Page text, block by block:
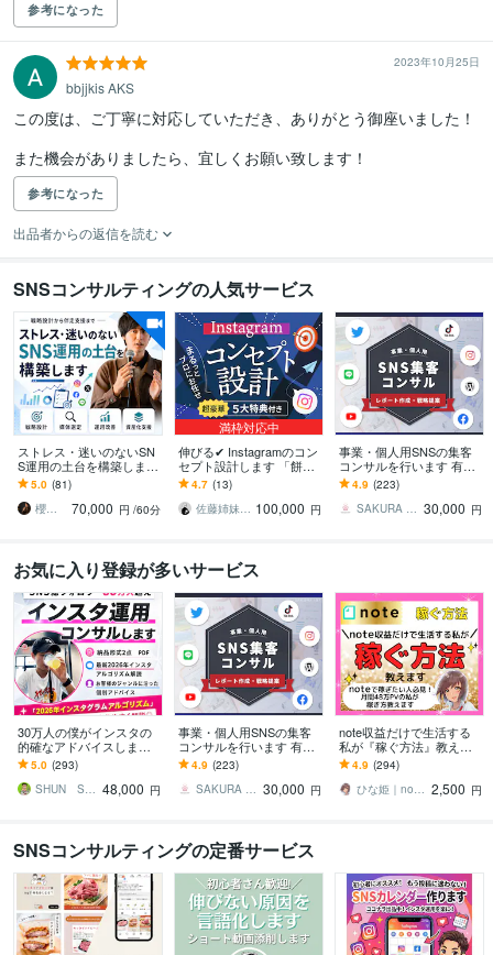
参考になった
2023年10月25日
bbjjkis AKS
この度は、ご丁寧に対応していただき、ありがとう御座いました！
また機会がありましたら、宜しくお願い致します！
参考になった
出品者からの返信を読む
SNSコンサルティングの人気サービス
ストレス・迷いのないSN
S運用の土台を構築します
25%オフで圧倒的にお
得。ビデオ通話4回分。頻
度も自由です
5.0 (81)
櫻井健太｜集客多角化・SNS運用コンサル
70,000 円 /60分
満枠対応中
伸びる✔ Instagramのコン
セプト設計します 「餅は
餅屋！」1人で何ヶ月も悩
む作業は、プロにまるっ
とお任せ
4.7 (13)
佐藤姉妹｜Instagramプロマーケタ 100,000 円
事業・個人用SNSの集客
コンサルを行います 有名
インフルエンサーも担当
するプロが戦略レポート
を作成します
4.9 (223)
SAKURA INT 30,000 円
お気に入り登録が多いサービス
30万人の僕がインスタの
的確なアドバイスします
ボクと一緒にアカウント
を伸ばしましょう！
5.0 (293)
SHUN SNSノウハウ発信 48,000 円
事業・個人用SNSの集客
コンサルを行います 有名
インフルエンサーも担当
するプロが戦略レポート
を作成します
4.9 (223)
SAKURA INT 30,000 円
note収益だけで生活する
私が『稼ぐ方法』教えま
す noteで稼ぎたい人必
見！月間48万PVの私が稼
ぎ方教えます
4.9 (294)
ひな姫｜note大学運営｜収益化運用支援 2,500 円
SNSコンサルティングの定番サービス